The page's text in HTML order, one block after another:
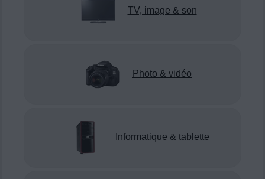
TV, image & son
Photo & vidéo
Informatique & tablette